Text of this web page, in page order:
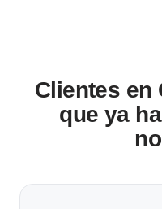
Clientes en
que ya